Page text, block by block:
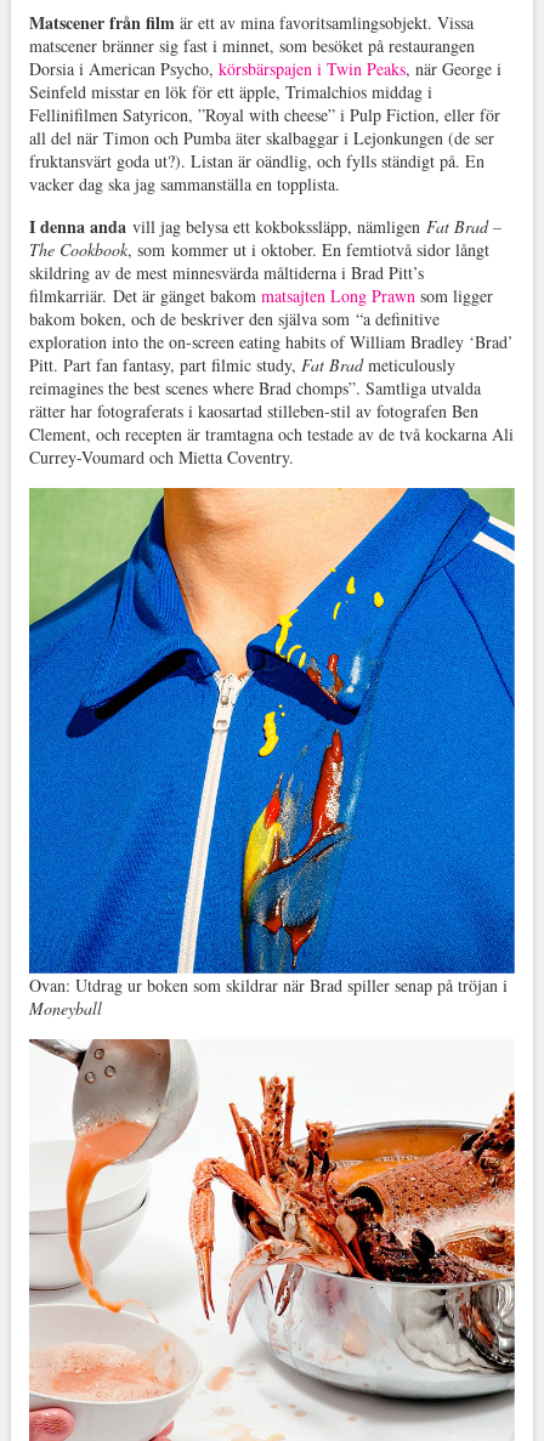
Matscener från filmär ett av mina favoritsamlingsobjekt. Vissa
matscener bränner sig fast i minnet, som besöket på restaurangen
Dorsia i American Psycho, körsbärspajen i Twin Peaks, när George i
Seinfeld misstar en lök för ett äpple, Trimalchios middag i
Fellinifilmen Satyricon, ”Royal with cheese” i Pulp Fiction, eller för
all del när Timon och Pumba äter skalbaggar i Lejonkungen (de ser
fruktansvärt goda ut?). Listan är oändlig, och fylls ständigt på. En
vacker dag ska jag sammanställa en topplista.
I denna anda vill jag belysa ett kokbokssläpp, nämligen Fat Brad –
The Cookbook, som kommer ut i oktober. En femtiotvå sidor långt
skildring av de mest minnesvärda måltiderna i Brad Pitt’s
filmkarriär. Det är gänget bakom matsajten Long Prawnsom ligger
bakom boken, och de beskriver den själva som “a definitive
exploration into the on-screen eating habits of William Bradley ‘Brad’
Pitt. Part fan fantasy, part filmic study, Fat Bradmeticulously
reimagines the best scenes where Brad chomps”. Samtliga utvalda
rätter har fotograferats i kaosartad stilleben-stil av fotografen Ben
Clement, och recepten är tramtagna och testade av de två kockarna Ali
Currey-Voumard och Mietta Coventry.
Ovan: Utdrag ur boken som skildrar när Brad spiller senap på tröjan i
Moneyball